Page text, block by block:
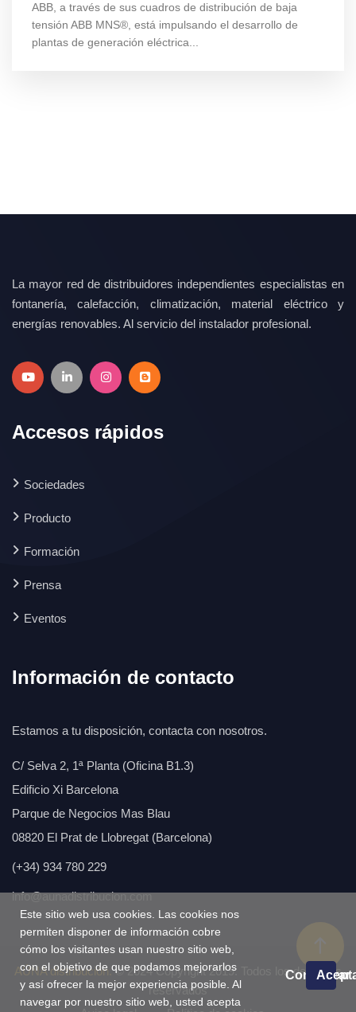
ABB, a través de sus cuadros de distribución de baja
tensión ABB MNS®, está impulsando el desarrollo de
plantas de generación eléctrica...
La mayor red de distribuidores independientes especialistas en
fontanería, calefacción, climatización, material eléctrico y
energías renovables. Al servicio del instalador profesional.
Accesos rápidos
Sociedades
Producto
Formación
Prensa
Eventos
Información de contacto
Estamos a tu disposición, contacta con nosotros.
C/ Selva 2, 1ª Planta (Oficina B1.3)
Edificio Xi Barcelona
Parque de Negocios Mas Blau
08820 El Prat de Llobregat (Barcelona)
(+34) 934 780 229
info@aunadistribucion.com
AÚNA distribución.© 2024 Copyright 2019. Todos los derechos
reservados
Este sitio web usa cookies. Las cookies nos
permiten disponer de información cobre
cómo los visitantes usan nuestro sitio web,
con el objetivo de que podamos mejorarlos
y así ofrecer la mejor experiencia posible. Al
navegar por nuestro sitio web, usted acepta
Configurar